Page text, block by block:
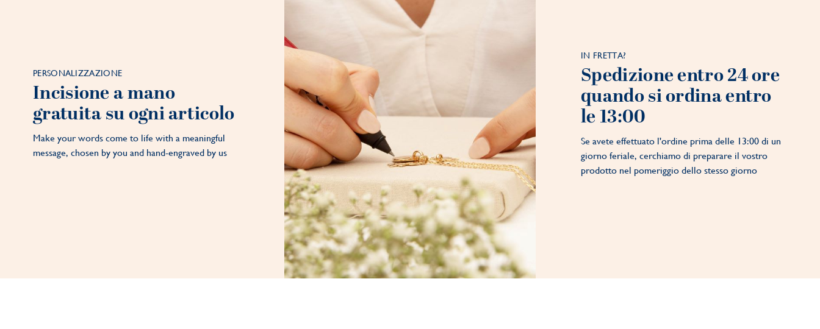
PERSONALIZZAZIONE
Incisione a mano
gratuita su ogni articolo
Make your words come to life with a meaningful
message, chosen by you and hand-engraved by us
IN FRETTA?
Spedizione entro 24 ore
quando si ordina entro
le 13:00
Se avete effettuato l'ordine prima delle 13:00 di un
giorno feriale, cerchiamo di preparare il vostro
prodotto nel pomeriggio dello stesso giorno